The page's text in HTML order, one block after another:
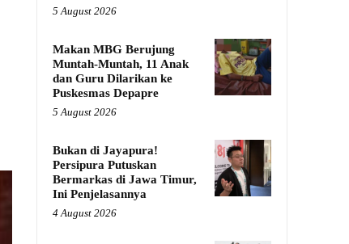
5 August 2026
Makan MBG Berujung
Muntah-Muntah, 11 Anak
dan Guru Dilarikan ke
Puskesmas Depapre
5 August 2026
Bukan di Jayapura!
Persipura Putuskan
Bermarkas di Jawa Timur,
Ini Penjelasannya
4 August 2026